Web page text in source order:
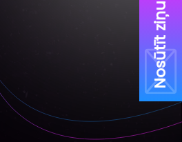
Nosūtīt ziņu